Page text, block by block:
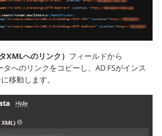
XMLへのリンク） フィールドから
タへのリンクをコピーし、AD FSがインス
移動します。